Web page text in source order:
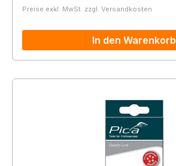
Preise exkl. MwSt. zzgl. Versandkosten
In den Warenkorb